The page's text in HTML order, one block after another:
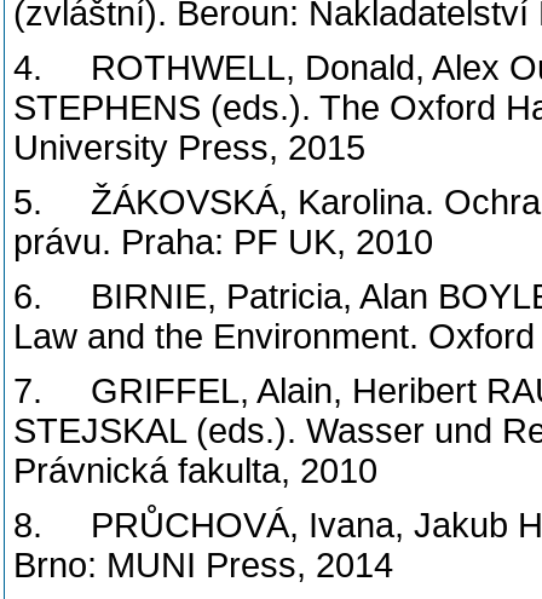
(zvláštní). Beroun:
4. ROTHWELL, Donald, Alex
STEPHENS (eds.). The Oxford
University Press, 2015
5. ŽÁKOVSKÁ, Karolina.
právu. Praha: PF UK, 2010
6. BIRNIE, Patricia, Alan
Law and the Environment.
7. GRIFFEL, Alain, Heribert
STEJSKAL (eds.). Wasser und
Právnická fakulta, 2010
8. PRŮCHOVÁ, Ivana, Jakub
Brno: MUNI Press, 2014